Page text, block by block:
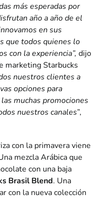
más esperadas por
año a año de el
en sus
que todos quienes lo
con la experiencia”, dijo
marketing Starbucks
nuestros clientes a
opciones para
muchas promociones
nuestros canales”,
con la primavera viene
mezcla Arábica que
con una baja
Brasil Blend. Una
con la nueva colección